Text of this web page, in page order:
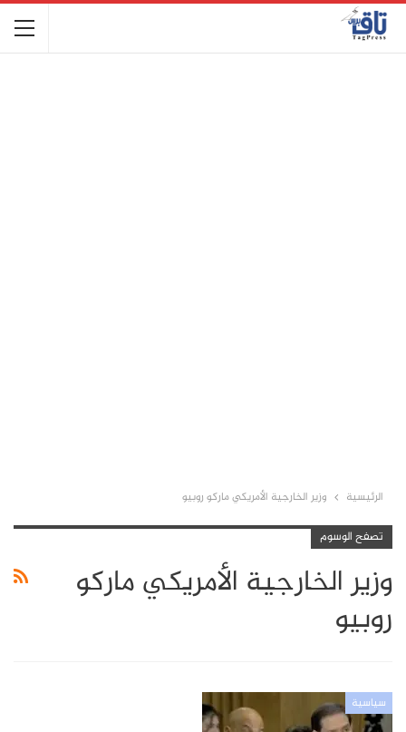
الرئيسية وزير الخارجية الأمريكي ماركو روبيو
تصفح الوسوم
وزير الخارجية الأمريكي ماركو
روبيو
سياسية